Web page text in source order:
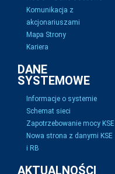
Komunikacja z
akcjonariuszami
Mapa Strony
Kariera
DANE
SYSTEMOWE
Informacje o systemie
Schemat sieci
Zapotrzebowanie mocy KSE
Nowa strona z danymi KSE
i RB
AKTUALNOŚCI